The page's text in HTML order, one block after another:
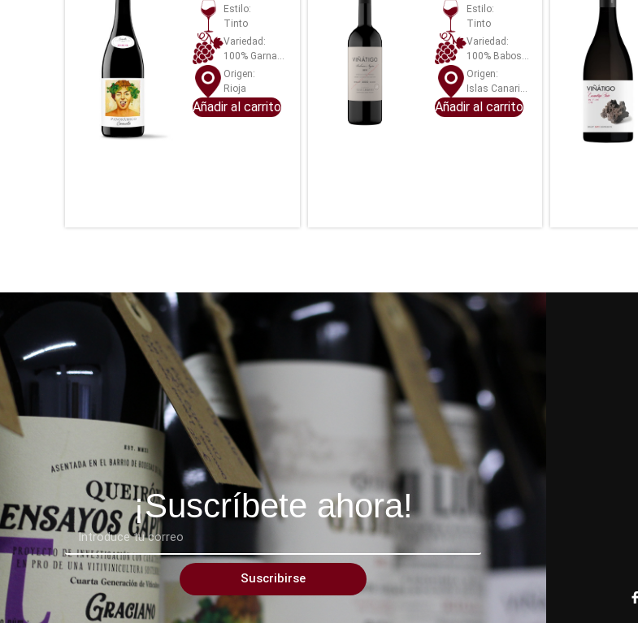
Estilo:
Tinto
Variedad:
100% Garnacha
Origen:
Rioja
Añadir al carrito
Estilo:
Tinto
Variedad:
100% Baboso negro
Origen:
Islas Canarias
Añadir al carrito
¡Suscríbete ahora!
Suscribirse